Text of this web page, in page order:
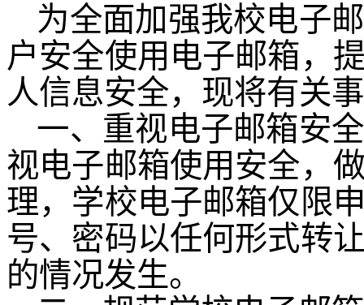
为全面加强我校电子
户安全使用电子邮箱，
人信息安全，现将有关
一、重视电子邮箱安
视电子邮箱使用安全，
理，学校电子邮箱仅限
号、密码以任何形式转
的情况发生。